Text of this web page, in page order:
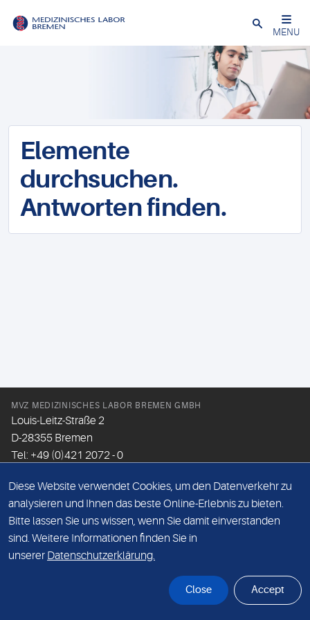
Schließen
MENU
Elemente
durchsuchen.
Antworten finden.
MVZ MEDIZINISCHES LABOR BREMEN GMBH
Louis-Leitz-Straße 2
D-28355 Bremen
Tel: +49 (0)421 2072 - 0
Email:info@mlhb.de
DATENSCHUTZ
IMPRESSUM
Diese Website verwendet Cookies, um den Datenverkehr zu
analysieren und Ihnen das beste Online-Erlebnis zu bieten.
Bitte lassen Sie uns wissen, wenn Sie damit einverstanden
sind. Weitere Informationen finden Sie in
unserer Datenschutzerklärung.
Close Accept